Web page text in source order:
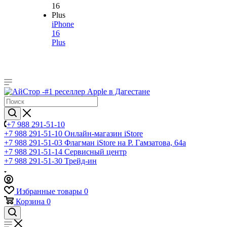
iPhone
16
Plus
+7 988 291-51-10
+7 988 291-51-10 Онлайн-магазин iStore
+7 988 291-51-03 Флагман iStore на Р. Гамзатова, 64а
+7 988 291-51-14 Сервисный центр
+7 988 291-51-30 Трейд-ин
Избранные товары 0
Корзина 0